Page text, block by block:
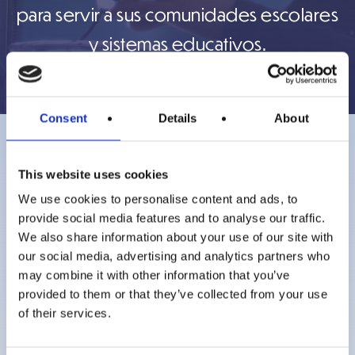
Consent Details About
This website uses cookies
We use cookies to personalise content and ads, to
provide social media features and to analyse our traffic.
We also share information about your use of our site with
our social media, advertising and analytics partners who
may combine it with other information that you’ve
provided to them or that they’ve collected from your use
of their services.
para servir a sus comunidades escolares
y sistemas educativos.
Prayer Spaces in
Schools en tu país
Conéctate con nuestros equipos
nacionales y descubre los espacios
de oración que hay cerca de ti.